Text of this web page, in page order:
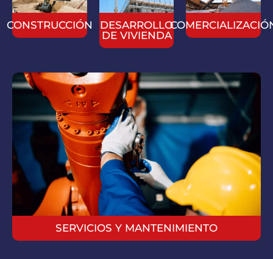
CONSTRUCCIÓN
DESARROLLO
DE VIVIENDA
SERVICIOS Y MANTENIMIENTO